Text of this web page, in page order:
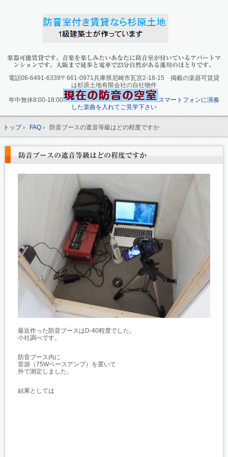
楽器可能賃貸です。音楽を楽しみたいあなたに防音室が付いているアパートマ
ンションです。大阪まで徒歩と電車で23分自然がある藻川のほとりです。
電話06-6491-6339〒661-0971兵庫県尼崎市瓦宮2-18-15 掲載の楽器可賃貸
は杉原土地有限会社の自社物件
年中無休8:00-18:00
スマートフォンに演奏
した楽曲を入れてご見学下さい
トップ› FAQ› 防音ブースの遮音等級はどの程度ですか
防音ブースの遮音等級はどの程度ですか
最近作った防音ブースはD-40程度でした。
小社調べです。
防音ブース内に
音源（75Wベースアンプ）を置いて
外で測定しました。
結果としては